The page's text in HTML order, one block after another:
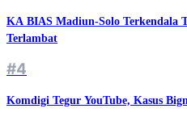
KA BIAS Madiun-Solo Terkendala
Terlambat
#4
Komdigi Tegur YouTube, Kasus